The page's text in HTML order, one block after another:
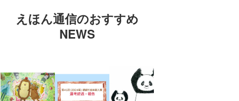
えほん通信のおすすめ
NEWS